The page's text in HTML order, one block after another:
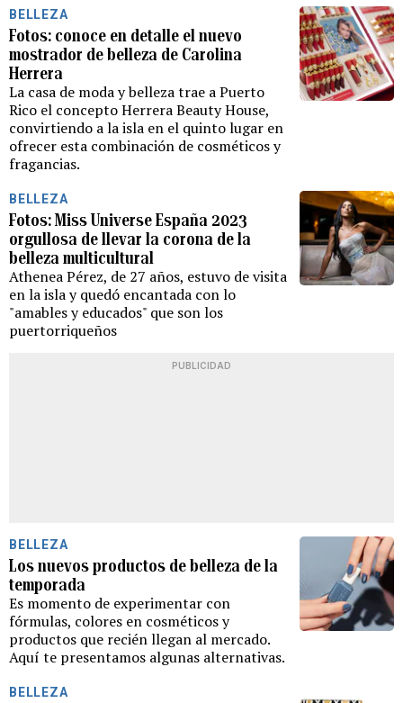
BELLEZA
Fotos: conoce en detalle el nuevo
mostrador de belleza de Carolina
Herrera
La casa de moda y belleza trae a Puerto
Rico el concepto Herrera Beauty House,
convirtiendo a la isla en el quinto lugar en
ofrecer esta combinación de cosméticos y
fragancias.
BELLEZA
Fotos: Miss Universe España 2023
orgullosa de llevar la corona de la
belleza multicultural
Athenea Pérez, de 27 años, estuvo de visita
en la isla y quedó encantada con lo
"amables y educados" que son los
puertorriqueños
PUBLICIDAD
BELLEZA
Los nuevos productos de belleza de la
temporada
Es momento de experimentar con
fórmulas, colores en cosméticos y
productos que recién llegan al mercado.
Aquí te presentamos algunas alternativas.
BELLEZA